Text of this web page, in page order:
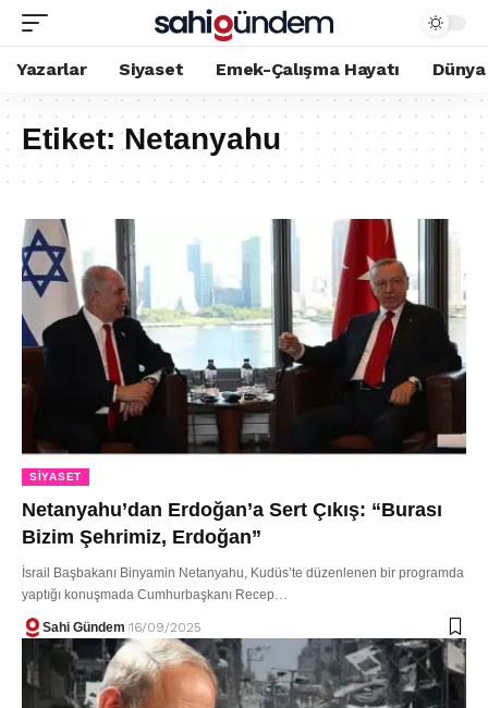
Yazarlar Siyaset Emek-Çalışma Hayatı Dünya
Etiket:Netanyahu
SIYASET
Netanyahu’dan Erdoğan’a Sert Çıkış: “Burası
Bizim Şehrimiz, Erdoğan”
İsrail Başbakanı Binyamin Netanyahu, Kudüs’te düzenlenen bir programda
yaptığı konuşmada Cumhurbaşkanı Recep…
Sahi Gündem 16/09/2025